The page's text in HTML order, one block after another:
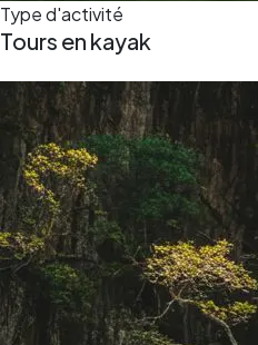
Type d'activité
Tours en kayak